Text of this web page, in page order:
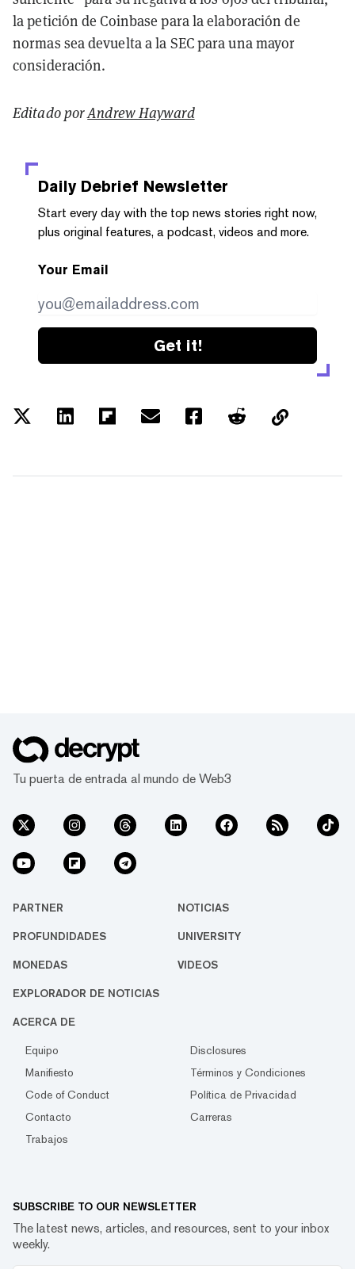
la petición de Coinbase para la elaboración de
normas sea devuelta a la SEC para una mayor
consideración.
Editado porAndrew Hayward
Daily Debrief Newsletter
Start every day with the top news stories right now,
plus original features, a podcast, videos and more.
Your Email
Get it!
Tu puerta de entrada al mundo de Web3
PARTNER NOTICIAS
PROFUNDIDADES UNIVERSITY
MONEDAS VIDEOS
EXPLORADOR DE NOTICIAS
ACERCA DE
Equipo
Disclosures
Manifiesto
Términos y Condiciones
Code of Conduct
Política de Privacidad
Contacto
Carreras
Trabajos
SUBSCRIBE TO OUR NEWSLETTER
The latest news, articles, and resources, sent to your inbox
weekly.